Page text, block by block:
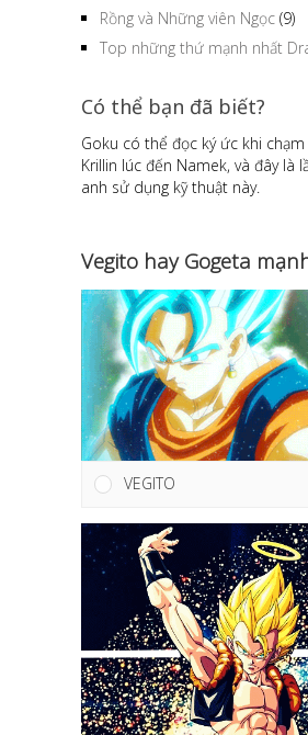
Rồng và Những viên Ngọc (9)
Top những thứ mạnh nhất
Có thể bạn đã biết?
Goku có thể đọc ký ức khi
Krillin lúc đến Namek, và đây là
anh sử dụng kỹ thuật này.
Vegito hay Gogeta
VEGITO